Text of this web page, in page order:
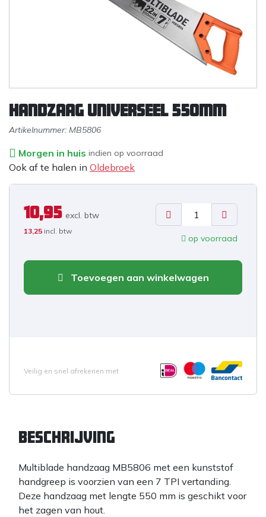
Handzaag Universeel 550mm
Artikelnummer: MB5806
Morgen in huis indien op voorraad
Ook af te halen in Oldebroek
10,95 excl. btw
13,25 incl. btw
op voorraad
Toevoegen aan winkelwagen
Veilig en snel afrekenen met
Beschrijving
Multiblade handzaag MB5806 met een kunststof
handgreep is voorzien van een 7 TPI vertanding.
Deze handzaag met lengte 550 mm is geschikt voor
het zagen van hout.